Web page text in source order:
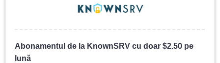
Abonamentul de la KnownSRV cu doar$2.50 pe
lună